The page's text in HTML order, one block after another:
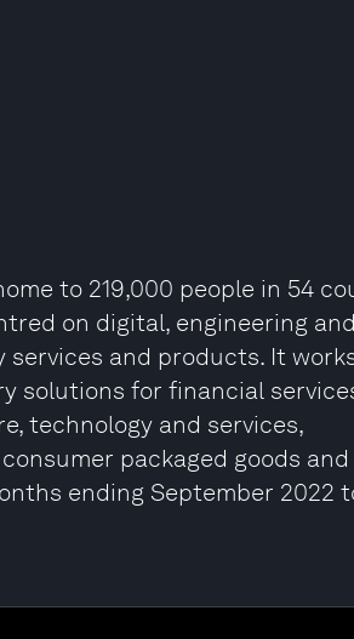
to 219,000 people in 54
on digital, engineering
and products. It
solutions for financial
technology and services,
packaged goods
ending September 2022